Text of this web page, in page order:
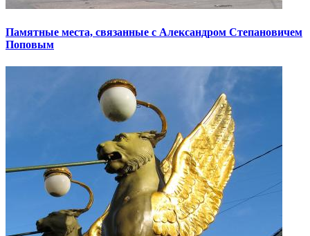
Памятные места, связанные с Александром Степановичем
Поповым